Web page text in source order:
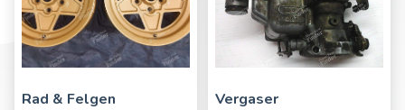
Rad & Felgen
Vergaser